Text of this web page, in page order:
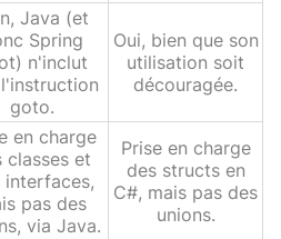
Java (et
Spring
n'inclut
goto.
Oui, bien que son
utilisation soit
découragée.
en charge
classes et
interfaces,
pas des
via Java.
Prise en charge
des structs en
C#, mais pas des
unions.